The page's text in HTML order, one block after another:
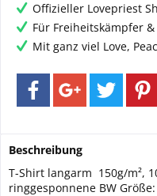
Offizieller Lovepriest
Für Freiheitskämpfer
Mit ganz viel Love,
Beschreibung
T-Shirt langarm 150g/m²,
ringgesponnene BW